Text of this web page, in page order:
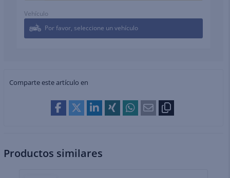
Vehículo
Por favor, seleccione un vehículo
Comparte este artículo en
Productos similares